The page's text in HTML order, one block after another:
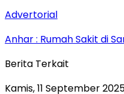
Advertorial
Anhar : Rumah Sakit di
Berita Terkait
Kamis, 11 September